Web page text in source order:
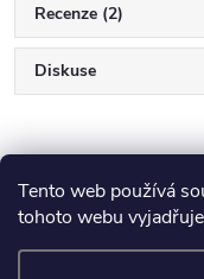
Tento web používá
tohoto webu
Recenze (2)
Diskuse